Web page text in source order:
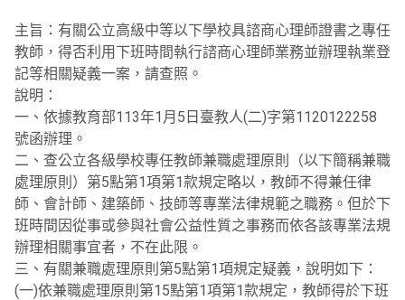
主旨：有關公立高級中等以下學校具諮商心理師證書之專任
教師，得否利用下班時間執行諮商心理師業務並辦理執業登
記等相關疑義一案，請查照。
說明：
一、依據教育部113年1月5日臺教人(二)字第1120122258
號函辦理。
二、查公立各級學校專任教師兼職處理原則（以下簡稱兼職
處理原則）第5點第1項第1款規定略以，教師不得兼任律
師、會計師、建築師、技師等專業法律規範之職務。但於下
班時間因從事或參與社會公益性質之事務而依各該專業法規
辦理相關事宜者，不在此限。
三、有關兼職處理原則第5點第1項規定疑義，說明如下：
(一)依兼職處理原則第15點第1項第1款規定，教師得於下班